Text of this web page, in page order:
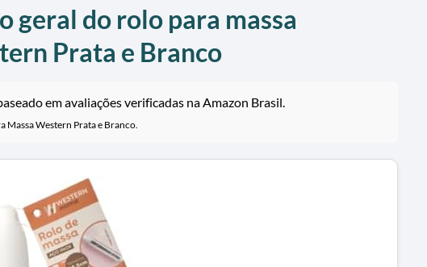
geral do rolo para massa
Prata e Branco
em avaliações verificadas na Amazon Brasil.
Massa Western Prata e Branco.